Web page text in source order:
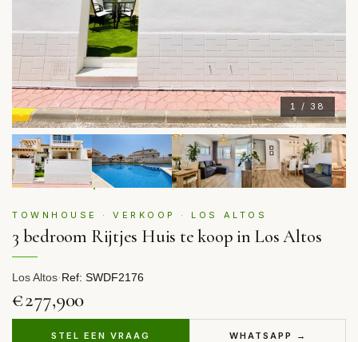
1 / 38
TOWNHOUSE · VERKOOP · LOS ALTOS
3 bedroom Rijtjes Huis te koop in Los Altos
Los Altos·Ref: SWDF2176
€277,900
STEL EEN VRAAG WHATSAPP →